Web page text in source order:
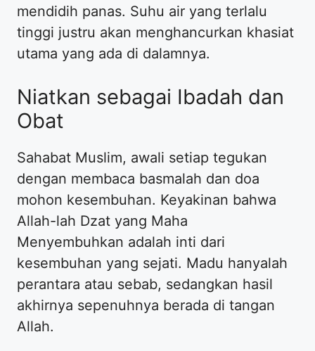
mendidih panas. Suhu air yang terlalu
tinggi justru akan menghancurkan khasiat
utama yang ada di dalamnya.
Niatkan sebagai Ibadah dan
Obat
Sahabat Muslim, awali setiap tegukan
dengan membaca basmalah dan doa
mohon kesembuhan. Keyakinan bahwa
Allah-lah Dzat yang Maha
Menyembuhkan adalah inti dari
kesembuhan yang sejati. Madu hanyalah
perantara atau sebab, sedangkan hasil
akhirnya sepenuhnya berada di tangan
Allah.